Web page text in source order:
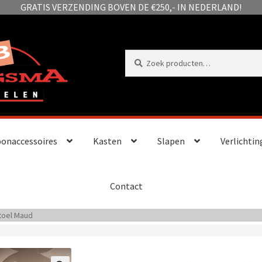
GRATIS VERZENDING BOVEN DE €250,- IN NEDERLAND!
naar:
Zoeken
Kasten Slapen
Contact
Maud